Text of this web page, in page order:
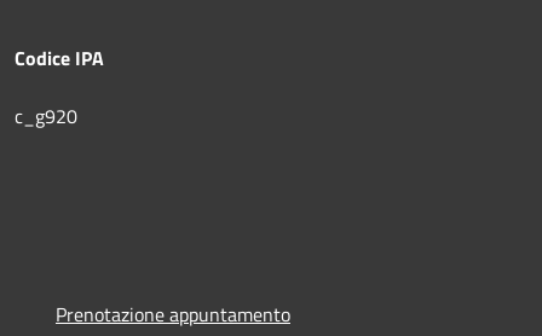
Codice IPA
c_g920
Prenotazione appuntamento